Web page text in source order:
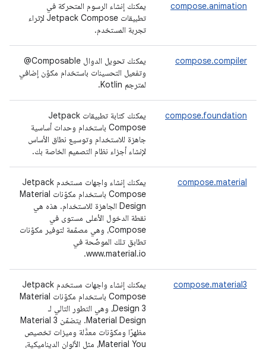
compose.animation
يمكنك إنشاء الرسوم المتحركة في
تطبيقات Jetpack Compose لإثراء
تجربة المستخدم.
compose.compiler
يمكنك تحويل الدوال ‎ @Composable
وتفعيل التحسينات باستخدام مكوّن إضافي
لمترجم Kotlin.
compose.foundation
يمكنك كتابة تطبيقات Jetpack
Compose باستخدام وحدات أساسية
جاهزة للاستخدام وتوسيع نطاق الأساس
لإنشاء أجزاء نظام التصميم الخاصة بك.
compose.material
يمكنك إنشاء واجهات مستخدم Jetpack
Compose باستخدام مكوّنات Material
Design الجاهزة للاستخدام. هذه هي
نقطة الدخول الأعلى مستوى في
Compose، وهي مصمّمة لتوفير مكوّنات
تطابق تلك الموضّحة في
www.material.io.
compose.material3
يمكنك إنشاء واجهات مستخدم Jetpack
Compose باستخدام مكوّنات Material
Design 3، وهي التطور التالي لـ
Material Design. يتضمّن Material 3
مظهرًا ومكوّنات معدَّلة وميزات تخصيص
Material You، مثل الألوان الديناميكية،